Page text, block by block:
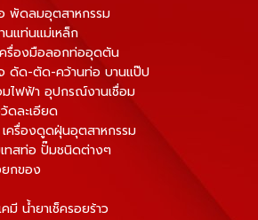
พัดลมอุตสาหกรรม
นแท่นแม่เหล็ก
ครื่องมือลอกท่ออุดตัน
จ ดัด-ตัด-คว้านท่อ บานแป๊ป
มไฟฟ้า อุปกรณ์งานเชื่อม
ดละเอียด
ครื่องดูดฝุ่นอุตสาหกรรม
ทสท่อ ปั๊มชนิดต่างๆ
ยกของ
มี น้ำยาเช็ครอยร้าว